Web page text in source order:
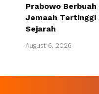
Prabowo Berbuah
Jemaah Tertinggi
Sejarah
August 6, 2026